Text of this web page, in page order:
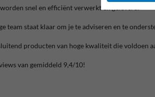
snel en efficiënt verwerkt en geleverd.
team staat klaar om je te adviseren en te
producten van hoge kwaliteit die voldoen
van gemiddeld 9,4/10!